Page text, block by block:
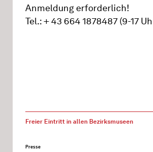
Anmeldung erforderlich!
Tel.: + 43 664 1878487 (9-17
Freier Eintritt in allen Bezirksmuseen
Presse